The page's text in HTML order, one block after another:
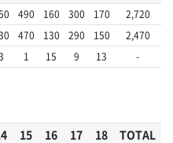
490 160 300 170
2,720
470 130 290 150
2,470
1 15 9 13 -
15 16 17 18
TOTAL